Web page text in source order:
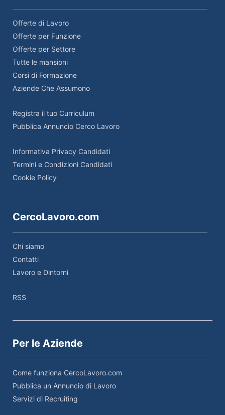
Offerte di Lavoro
Offerte per Funzione
Offerte per Settore
Tutte le mansioni
Corsi di Formazione
Aziende Che Assumono
Registra il tuo Curriculum
Pubblica Annuncio Cerco Lavoro
Informativa Privacy Candidati
Termini e Condizioni Candidati
Cookie Policy
CercoLavoro.com
Chi siamo
Contatti
Lavoro e Dintorni
RSS
Per le Aziende
Come funziona CercoLavoro.com
Pubblica un Annuncio di Lavoro
Servizi di Recruiting